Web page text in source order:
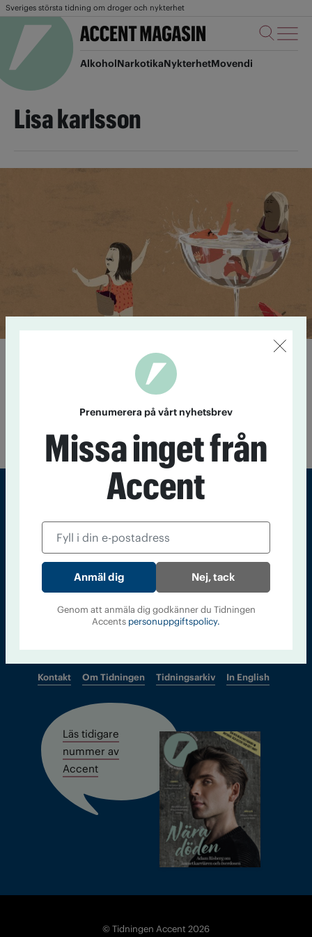
Sveriges största tidning om droger och nykterhet
AlkoholNarkotikaNykterhetMovendi
Lisa karlsson
Fånge i alkoholnormen
Att utmana alkoholnormen är en av ­IOGT -
NTO:s högst prioriterade frågor. Nära en tredjedel av
medlemmarna, 29 procent, tycker till och med att det är den
viktigaste frågan. Men vad är alkoholnormen, och hur bryter
man den?
Sveriges största tidning om droger och nykterhet
Tidningen Accent, A4, Bondegatan 21, 116 33 Stockholm
accent@iogt.se
barbro@a4.se.
Kontakt Om Tidningen Tidningsarkiv In English
Läs tidigare
nummer av
Accent
© Tidningen Accent 2026
Prenumerera på vårt nyhetsbrev
Missa inget från
Accent
Nej, tack
Genom att anmäla dig godkänner du Tidningen
Accents personuppgiftspolicy.